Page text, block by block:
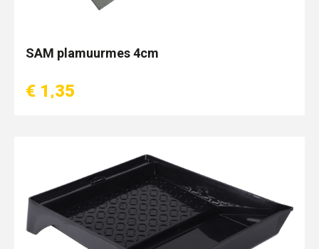
SAM plamuurmes 4cm
€ 1,35